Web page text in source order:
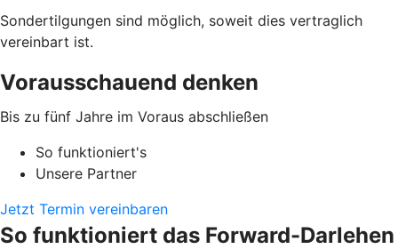
Sondertilgungen sind möglich, soweit dies vertraglich
vereinbart ist.
Vorausschauend denken
Bis zu fünf Jahre im Voraus abschließen
So funktioniert's
Unsere Partner
Jetzt Termin vereinbaren
So funktioniert das Forward-Darlehen